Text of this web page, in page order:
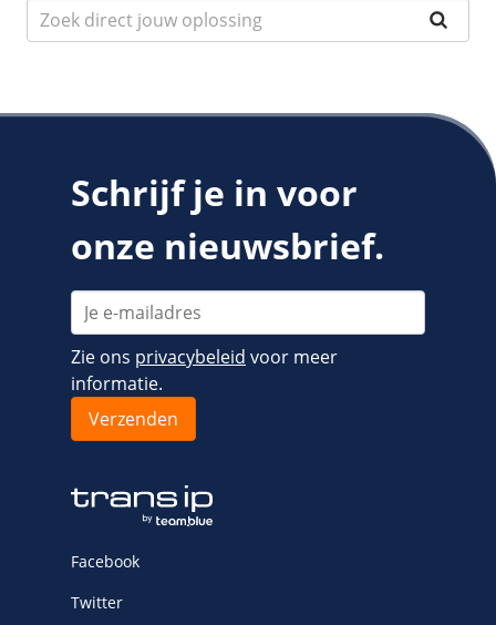
Schrijf je in voor
onze nieuwsbrief.
Zie ons privacybeleid voor meer
informatie.
Facebook
Twitter